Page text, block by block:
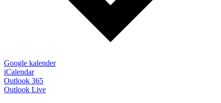
Google kalender
iCalendar
Outlook 365
Outlook Live